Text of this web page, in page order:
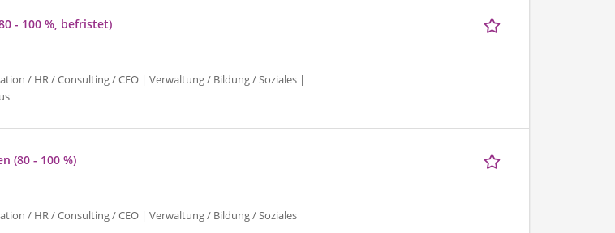
- 100 %, befristet)
/ HR / Consulting / CEO | Verwaltung / Bildung / Soziales |
(80 - 100 %)
/ HR / Consulting / CEO | Verwaltung / Bildung / Soziales